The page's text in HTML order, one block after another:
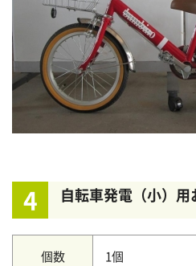
4 自転車発電（小）用
個数 1個